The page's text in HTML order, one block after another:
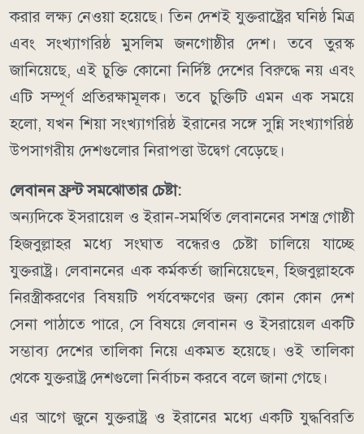
করার লক্ষ্য নেওয়া হয়েছে।তিন দেশই যুক্তরাষ্ট্রের ঘনিষ্ঠ মিত্র
এবং সংখ্যাগরিষ্ঠ মুসলিম জনগোষ্ঠীর দেশ। তবে তুরস্ক
জানিয়েছে, এই চুক্তি কোনো নির্দিষ্ট দেশের বিরুদ্ধে নয় এবং
এটি সম্পূর্ণ প্রতিরক্ষামূলক।তবে চুক্তিটি এমন এক সময়ে
হলো, যখন শিয়া সংখ্যাগরিষ্ঠ ইরানের সঙ্গে সুন্নি সংখ্যাগরিষ্ঠ
উপসাগরীয় দেশগুলোর নিরাপত্তা উদ্বেগ বেড়েছে।
লেবানন ফ্রন্ট সমঝোতার চেষ্টা:
অন্যদিকে ইসরায়েল ও ইরান-সমর্থিত লেবাননের সশস্ত্র গোষ্ঠী
হিজবুল্লাহর মধ্যে সংঘাত বন্ধেরও চেষ্টা চালিয়ে যাচ্ছে
যুক্তরাষ্ট্র। লেবাননের এক কর্মকর্তা জানিয়েছেন, হিজবুল্লাহকে
নিরস্ত্রীকরণের বিষয়টি পর্যবেক্ষণের জন্য কোন কোন দেশ
সেনা পাঠাতে পারে, সে বিষয়ে লেবানন ও ইসরায়েল একটি
সম্ভাব্য দেশের তালিকা নিয়ে একমত হয়েছে। ওই তালিকা
থেকে যুক্তরাষ্ট্র দেশগুলো নির্বাচন করবে বলে জানা গেছে।
এর আগে জুনে যুক্তরাষ্ট্র ও ইরানের মধ্যে একটি যুদ্ধবিরতি